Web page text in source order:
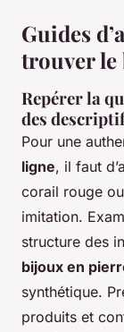
Guides
trouver le
Repérer la
des
Pour une
ligne, il faut
corail rouge
imitation.
structure des
bijoux en
synthétique.
produits et